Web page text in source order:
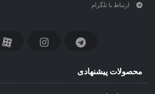
ارتباط با تلگرام
محصولات پیشنهادی